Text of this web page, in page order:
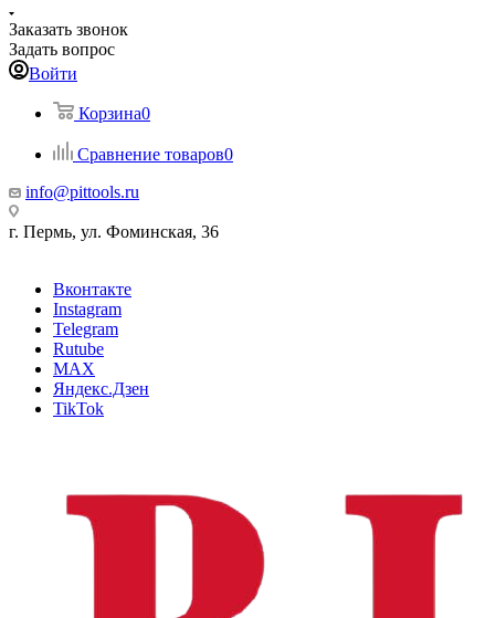
Заказать звонок
Задать вопрос
Войти
Корзина0
Сравнение товаров0
info@pittools.ru
г. Пермь, ул. Фоминская, 36
Вконтакте
Instagram
Telegram
Rutube
MAX
Яндекс.Дзен
TikTok